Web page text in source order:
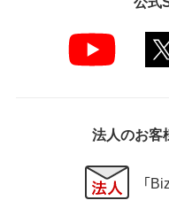
法人のお客
「